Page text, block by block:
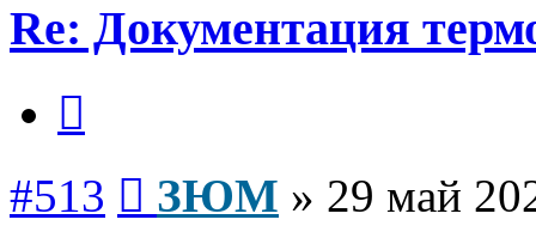
Re: Документация
#513 ЗЮМ » 29 май